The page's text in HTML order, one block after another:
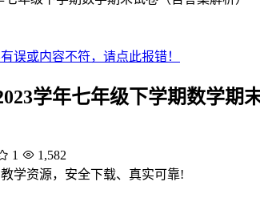
误或内容不符，请点此报错！
学年七年级下学期数学期
1
1,582
教学资源，安全下载、真实可靠!